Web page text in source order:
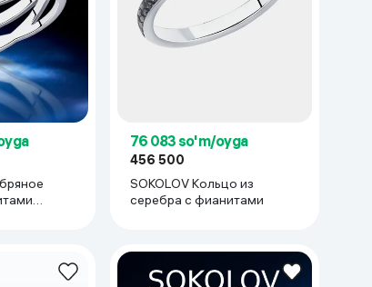
76 083 so'm/oyga
456 500
SOKOLOV Кольцо из
серебра с фианитами